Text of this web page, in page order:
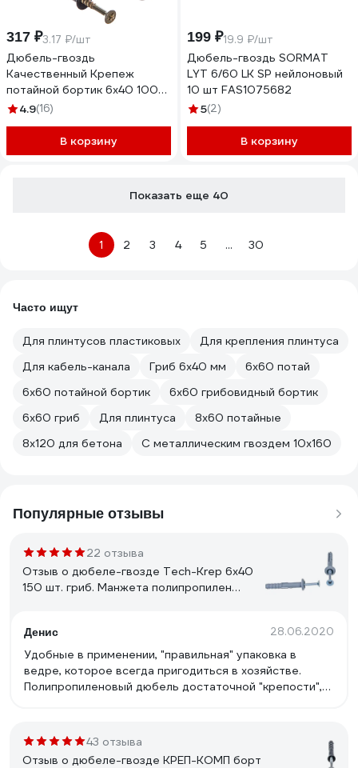
317 ₽3.17 ₽/шт
Дюбель-гвоздь
Качественный Крепеж
потайной бортик 6х40 100
шт 0500615 КЧ
4.9(16)
В корзину
199 ₽19.9 ₽/шт
Дюбель-гвоздь SORMAT
LYT 6/60 LK SP нейлоновый
10 шт FAS1075682
5(2)
В корзину
Показать еще 40
1 2 3 4 5 ... 30
Часто ищут
Для плинтусов пластиковых
Для крепления плинтуса
Для кабель-канала
Гриб 6х40 мм
6х60 потай
6х60 потайной бортик
6х60 грибовидный бортик
6х60 гриб
Для плинтуса
8х60 потайные
8х120 для бетона
С металлическим гвоздем 10х160
Популярные отзывы
22 отзыва
Отзыв о дюбеле-гвозде Tech-Krep 6х40
150 шт. гриб. Манжета полипропилен
Денис 28.06.2020
Удобные в применении, "правильная" упаковка в
ведре, которое всегда пригодиться в хозяйстве.
Полипропиленовый дюбель достаточной "крепости",
43 отзыва
Отзыв о дюбеле-гвозде КРЕП-КОМП борт